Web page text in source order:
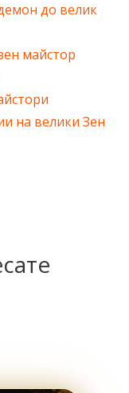
до велик
майстор
на велики Зен